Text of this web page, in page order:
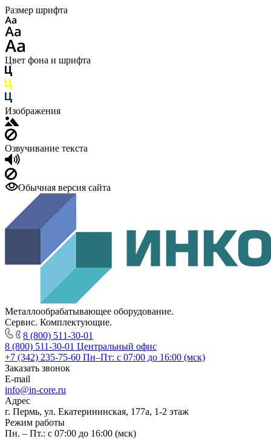
Размер шрифта
Цвет фона и шрифта
Изображения
Озвучивание текста
Обычная версия сайта
Металлообрабатывающее оборудование.
Сервис. Комплектующие.
8 (800) 511-30-01
8 (800) 511-30-01 Центральный офис
+7 (342) 235-75-60 Пн–Пт: с 07:00 до 16:00 (мск)
Заказать звонок
E-mail
info@in-core.ru
Адрес
г. Пермь, ул. ​Екатерининская, 177а, ​1-2 этаж
Режим работы
Пн. – Пт.: с 07:00 до 16:00 (мск)